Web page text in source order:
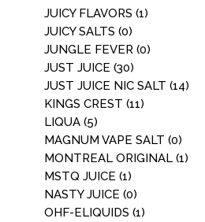
JUICY FLAVORS (1)
JUICY SALTS (0)
JUNGLE FEVER (0)
JUST JUICE (30)
JUST JUICE NIC SALT (14)
KINGS CREST (11)
LIQUA (5)
MAGNUM VAPE SALT (0)
MONTREAL ORIGINAL (1)
MSTQ JUICE (1)
NASTY JUICE (0)
OHF-ELIQUIDS (1)